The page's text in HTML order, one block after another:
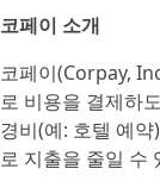
코페이 소개
코페이(Corpay,
로 비용을 결제하
경비(예: 호텔 예
로 지출을 줄일 수